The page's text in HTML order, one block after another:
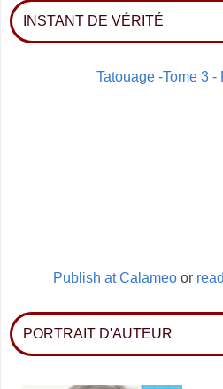
INSTANT DE VÉRITÉ
Tatouage -Tome 3 -
Publish at Calameo or
PORTRAIT D'AUTEUR